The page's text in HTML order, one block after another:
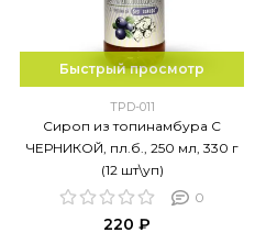
Быстрый просмотр
TPD-011
Сироп из топинамбура С
ЧЕРНИКОЙ, пл.б., 250 мл, 330 г
(12 шт\уп)
0
220 ₽